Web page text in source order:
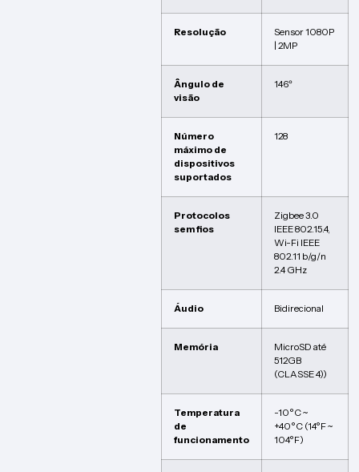
Resolução
Sensor 1080P
| 2MP
Ângulo de
visão
146º
Número
máximo de
dispositivos
suportados
128
Protocolos
sem fios
Zigbee 3.0
IEEE 802.15.4,
Wi-Fi IEEE
802.11 b/g/n
2.4 GHz
Áudio Bidirecional
Memória
MicroSD até
512GB
(CLASSE 4))
Temperatura
de
funcionamento
-10°C ~
+40°C (14°F ~
104°F)